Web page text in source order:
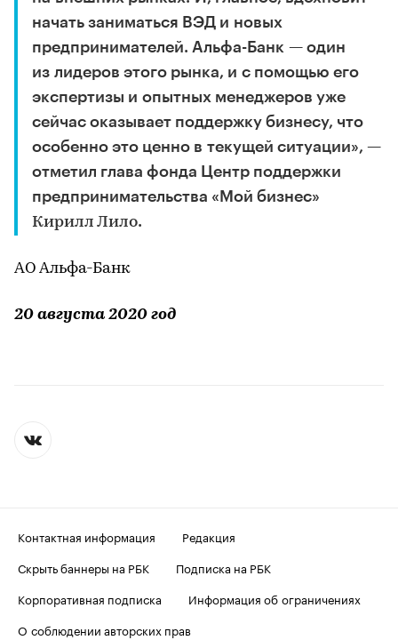
начать заниматься ВЭД и новых
предпринимателей. Альфа-Банк — один
из лидеров этого рынка, и с помощью его
экспертизы и опытных менеджеров уже
сейчас оказывает поддержку бизнесу, что
особенно это ценно в текущей ситуации», —
отметил глава фонда Центр поддержки
предпринимательства «Мой бизнес»
Кирилл Лило.
АО Альфа-Банк
20 августа 2020 год
Контактная информация
Редакция
Скрыть баннеры на РБК
Подписка на РБК
Корпоративная подписка
Информация об ограничениях
О соблюдении авторских прав